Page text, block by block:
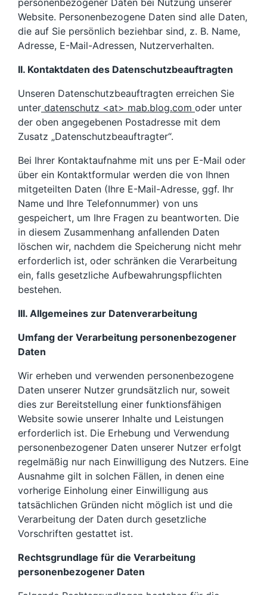
personenbezogener Daten bei Nutzung unserer
Website. Personenbezogene Daten sind alle Daten,
die auf Sie persönlich beziehbar sind, z. B. Name,
Adresse, E-Mail-Adressen, Nutzerverhalten.
II. Kontaktdaten des Datenschutzbeauftragten
Unseren Datenschutzbeauftragten erreichen Sie
unter datenschutz <at> mab.blog.com oder unter
der oben angegebenen Postadresse mit dem
Zusatz „Datenschutzbeauftragter“.
Bei Ihrer Kontaktaufnahme mit uns per E-Mail oder
über ein Kontaktformular werden die von Ihnen
mitgeteilten Daten (Ihre E-Mail-Adresse, ggf. Ihr
Name und Ihre Telefonnummer) von uns
gespeichert, um Ihre Fragen zu beantworten. Die
in diesem Zusammenhang anfallenden Daten
löschen wir, nachdem die Speicherung nicht mehr
erforderlich ist, oder schränken die Verarbeitung
ein, falls gesetzliche Aufbewahrungspflichten
bestehen.
III. Allgemeines zur Datenverarbeitung
Umfang der Verarbeitung personenbezogener
Daten
Wir erheben und verwenden personenbezogene
Daten unserer Nutzer grundsätzlich nur, soweit
dies zur Bereitstellung einer funktionsfähigen
Website sowie unserer Inhalte und Leistungen
erforderlich ist. Die Erhebung und Verwendung
personenbezogener Daten unserer Nutzer erfolgt
regelmäßig nur nach Einwilligung des Nutzers. Eine
Ausnahme gilt in solchen Fällen, in denen eine
vorherige Einholung einer Einwilligung aus
tatsächlichen Gründen nicht möglich ist und die
Verarbeitung der Daten durch gesetzliche
Vorschriften gestattet ist.
Rechtsgrundlage für die Verarbeitung
personenbezogener Daten